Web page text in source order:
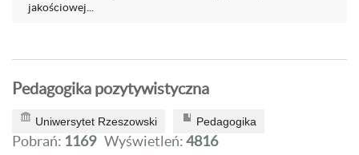
jakościowej...
Pedagogika pozytywistyczna
Uniwersytet Rzeszowski Pedagogika
Pobrań: 1169 Wyświetleń:4816